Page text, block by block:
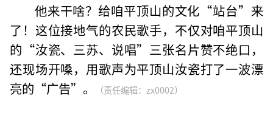
他来干啥？给咱平顶山的文化“站台”来
了！这位接地气的农民歌手，不仅对咱平顶山
的“汝瓷、三苏、说唱”三张名片赞不绝口，
还现场开嗓，用歌声为平顶山汝瓷打了一波漂
亮的“广告”。
（责任编辑：zx0002）